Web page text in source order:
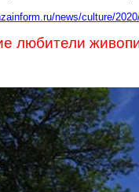
news/culture/
любители